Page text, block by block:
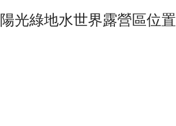
陽光綠地水世界露營區位置